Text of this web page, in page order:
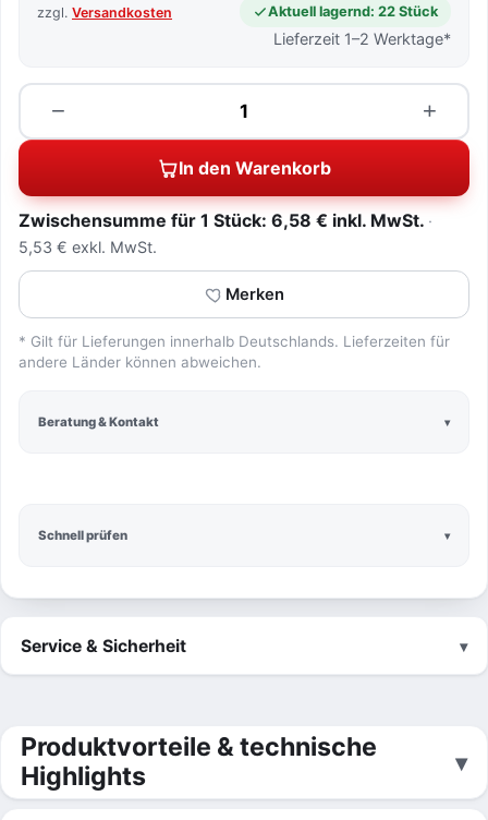
Schnell prüfen
zzgl. Versandkosten Aktuell lagernd: 22 Stück
Lieferzeit 1–2 Werktage*
−
Menge +
In den Warenkorb
Zwischensumme für 1 Stück: 6,58 € inkl. MwSt.
5,53 € exkl. MwSt.
Merken
* Gilt für Lieferungen innerhalb Deutschlands. Lieferzeiten für
andere Länder können abweichen.
Beratung & Kontakt
Service & Sicherheit
Produktvorteile & technische
Highlights